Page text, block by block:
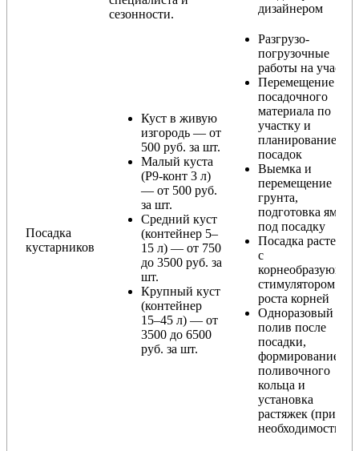
сезонности.
дизайнером
Посадка
кустарников
Куст в живую
изгородь — от
500 руб. за шт.
Малый куста
(Р9-конт 3 л)
— от 500 руб.
за шт.
Средний куст
(контейнер 5–
15 л) — от 750
до 3500 руб. за
шт.
Крупный куст
(контейнер
15–45 л) — от
3500 до 6500
руб. за шт.
Разгрузо-
погрузочные
работы на участке
Перемещение
посадочного
материала по
участку и
планирование
посадок
Выемка и
перемещение
грунта,
подготовка ямы
под посадку
Посадка растения
с
корнеобразующим
стимулятором
роста корней
Одноразовый
полив после
посадки,
формирование
поливочного
кольца и
установка
растяжек (при
необходимости)